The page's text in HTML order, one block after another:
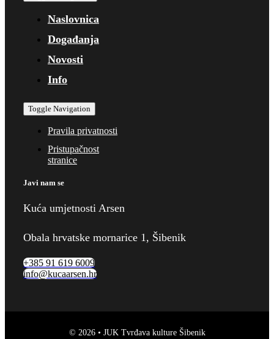
Naslovnica
Događanja
Novosti
Info
Toggle Navigation
Pravila privatnosti
Pristupačnost
stranice
Javi nam se
Kuća umjetnosti Arsen
Obala hrvatske mornarice 1, Šibenik
+385 91 619 6009
info@kucaarsen.hr
© 2026 • JUK Tvrđava kulture Šibenik